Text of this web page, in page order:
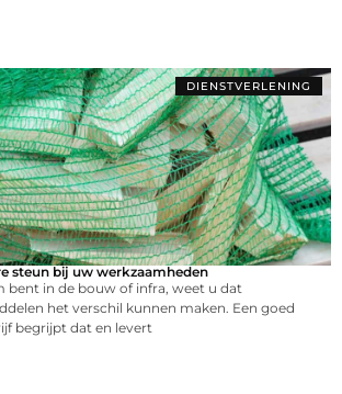
DIENSTVERLENING
steun bij uw werkzaamheden
bent in de bouw of infra, weet u dat
het verschil kunnen maken. Een goed
begrijpt dat en levert